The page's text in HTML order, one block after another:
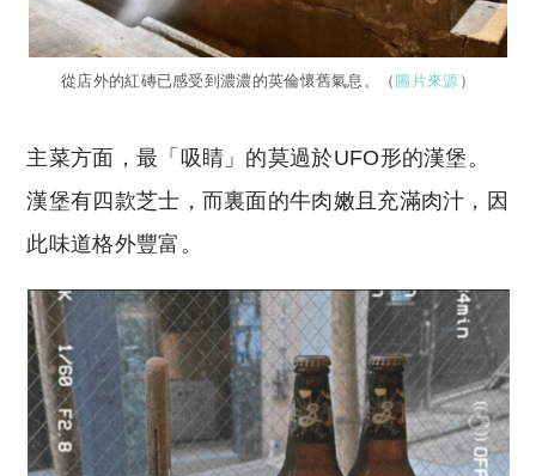
從店外的紅磚已感受到濃濃的英倫懷舊氣息。（ 圖片來源 ）
主菜方面，最「吸睛」的莫過於UFO形的漢堡。
漢堡有四款芝士，而裏面的牛肉嫩且充滿肉汁，因
此味道格外豐富。